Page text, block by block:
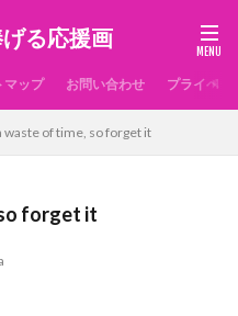
る応援画
マップ お問い合わせ プライベー
waste of time, so forget it
forget it